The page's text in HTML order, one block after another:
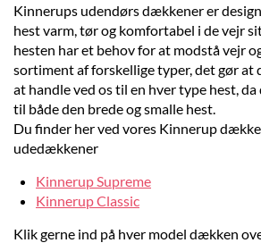
Kinnerups udendørs dækkener er
hest varm, tør og komfortabel i de vejr
hesten har et behov for at modstå vejr
sortiment af forskellige typer, det gør at
at handle ved os til en hver type hest,
til både den brede og smalle hest.
Du finder her ved vores Kinnerup
udedækkener
Kinnerup Supreme
Kinnerup Classic
Klik gerne ind på hver model dækken